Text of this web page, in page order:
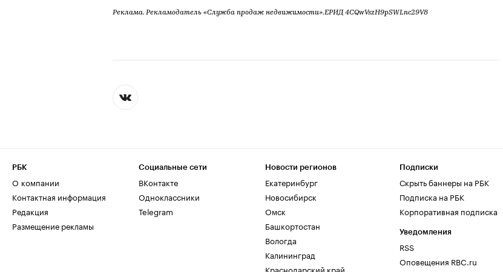
Реклама. Рекламодатель «Служба продаж недвижимости».ЕРИД 4CQwVszH9pSWLnc29V8
РБК
О компании
Контактная информация
Редакция
Размещение рекламы
Социальные сети
ВКонтакте
Одноклассники
Telegram
Новости регионов
Екатеринбург
Новосибирск
Омск
Башкортостан
Вологда
Калининград
Краснодарский край
Подписки
Скрыть баннеры на РБК
Подписка на РБК
Корпоративная подписка
Уведомления
RSS
Оповещения RBC.ru